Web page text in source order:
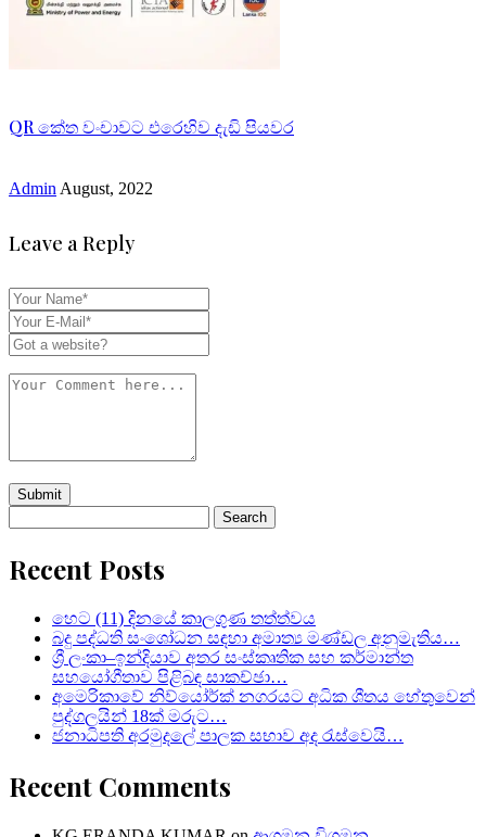
QR කේත වංචාවට එරෙහිව දැඩි පියවර
Admin August, 2022
Leave a Reply
for:
Recent Posts
හෙට (11) දිනයේ කාලගුණ තත්ත්වය
බදු පද්ධති සංශෝධන සඳහා අමාත්‍ය මණ්ඩල අනුමැතිය…
ශ්‍රී ලංකා–ඉන්දියාව අතර සංස්කෘතික සහ කර්මාන්ත
සහයෝගීතාව පිළිබඳ සාකච්ඡා…
අමෙරිකාවේ නිව්යෝර්ක් නගරයට අධික ශීතය හේතුවෙන්
පුද්ගලයින් 18ක් මරුට…
ජනාධිපති අරමුදලේ පාලක සභාව අද රැස්වෙයි…
Recent Comments